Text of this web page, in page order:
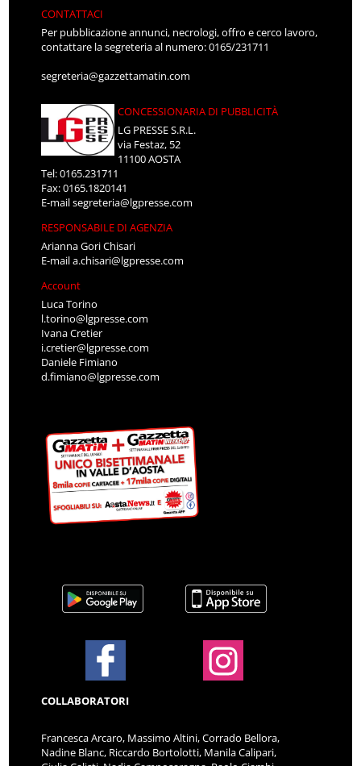
CONTATTACI
Per pubblicazione annunci, necrologi, offro e cerco lavoro,
contattare la segreteria al numero: 0165/231711
segreteria@gazzettamatin.com
CONCESSIONARIA DI PUBBLICITÀ
LG PRESSE S.R.L.
via Festaz, 52
11100 AOSTA
Tel: 0165.231711
Fax: 0165.1820141
E-mailsegreteria@lgpresse.com
RESPONSABILE DI AGENZIA
Arianna Gori Chisari
E-maila.chisari@lgpresse.com
Account
Luca Torino
l.torino@lgpresse.com
Ivana Cretier
i.cretier@lgpresse.com
Daniele Fimiano
d.fimiano@lgpresse.com
COLLABORATORI
Francesca Arcaro, Massimo Altini, Corrado Bellora,
Nadine Blanc, Riccardo Bortolotti, Manila Calipari,